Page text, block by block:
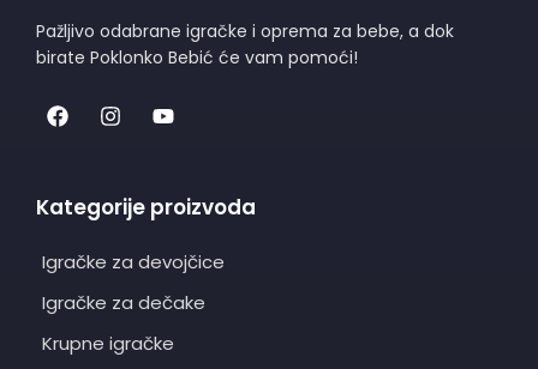
Pažljivo odabrane igračke i oprema za bebe, a dok
birate Poklonko Bebić će vam pomoći!
Kategorije proizvoda
Igračke za devojčice
Igračke za dečake
Krupne igračke